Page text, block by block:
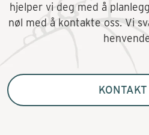
hjelper vi deg med å
nøl med å kontakte oss. Vi